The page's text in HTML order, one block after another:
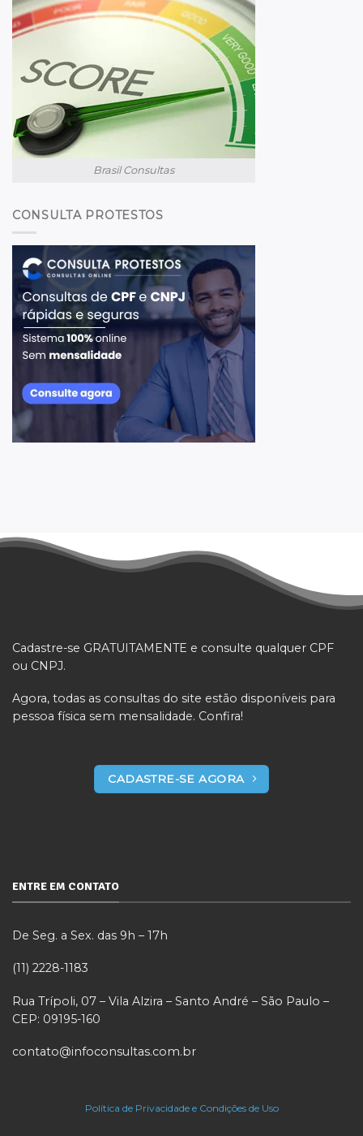
Brasil Consultas
CONSULTA PROTESTOS
Cadastre-se GRATUITAMENTE e consulte qualquer CPF
ou CNPJ.
Agora, todas as consultas do site estão disponíveis para
pessoa física sem mensalidade. Confira!
CADASTRE-SE AGORA
ENTRE EM CONTATO
De Seg. a Sex. das 9h – 17h
(11) 2228-1183
Rua Trípoli, 07 – Vila Alzira – Santo André – São Paulo –
CEP: 09195-160
contato@infoconsultas.com.br
Política de Privacidade e Condições de Uso